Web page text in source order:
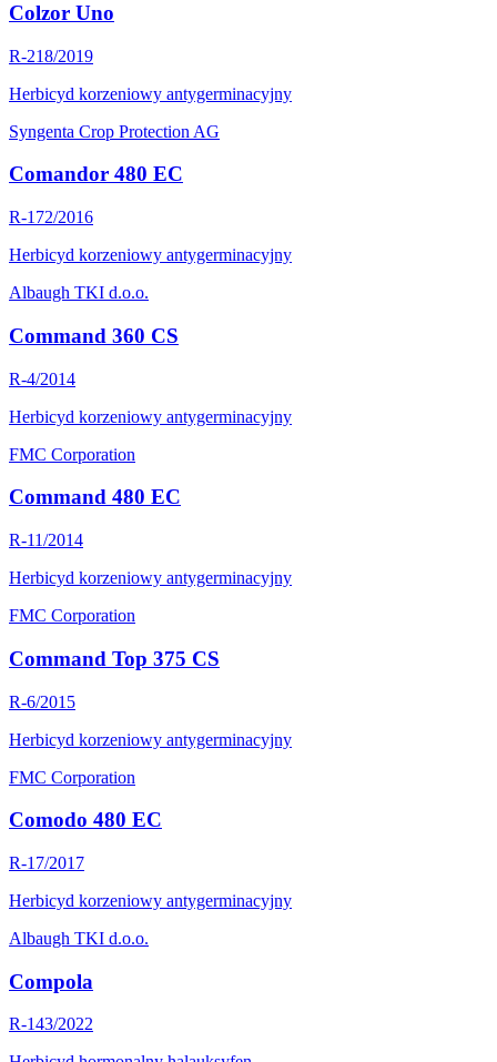
Colzor Uno
R-218/2019
Herbicyd korzeniowy antygerminacyjny
Syngenta Crop Protection AG
Comandor 480 EC
R-172/2016
Herbicyd korzeniowy antygerminacyjny
Albaugh TKI d.o.o.
Command 360 CS
R-4/2014
Herbicyd korzeniowy antygerminacyjny
FMC Corporation
Command 480 EC
R-11/2014
Herbicyd korzeniowy antygerminacyjny
FMC Corporation
Command Top 375 CS
R-6/2015
Herbicyd korzeniowy antygerminacyjny
FMC Corporation
Comodo 480 EC
R-17/2017
Herbicyd korzeniowy antygerminacyjny
Albaugh TKI d.o.o.
Compola
R-143/2022